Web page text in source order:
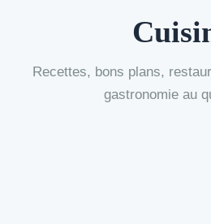
Recettes, bons plans,
gastronomie au